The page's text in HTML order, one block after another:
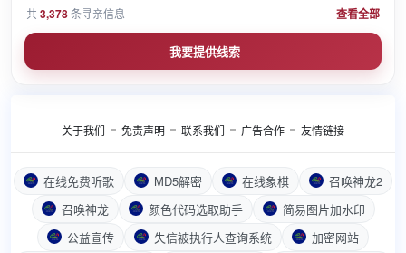
共3,378条寻亲信息 查看全部
我要提供线索
关于我们 免责声明 联系我们 广告合作 友情链接
在线免费听歌 MD5解密 在线象棋
召唤神龙2
召唤神龙
颜色代码选取助手
简易图片加水印
公益宣传
失信被执行人查询系统 加密网站